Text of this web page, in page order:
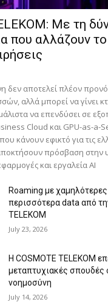
Με τη
που αλλάζουν το
δεν αποτελεί πλέον
αλλά μπορεί να γίνει
να επενδύσει σε
Cloud και GPU-as-a-
κάνουν εφικτό για τις
πρόσβαση στην
και εργαλεία AI
Roaming με
περισσότερα data από
TELEKOM
July 23, 2026
Η COSMOTE TELEKOM
μεταπτυχιακές σπουδές
νοημοσύνη
July 14, 2026